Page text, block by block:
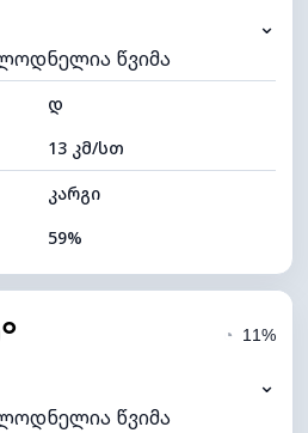
10 კმ
4 (მკრთალი)
6480 მ
⌄
წვიმა
დ
13 კმ/სთ
კარგი
59%
10 კმ
◔ 11%
⌄
წვიმა